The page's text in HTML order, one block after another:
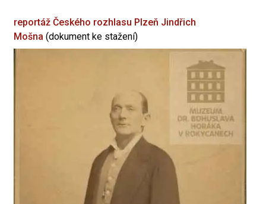
reportáž Českého rozhlasu Plzeň Jindřich
Mošna (dokument ke stažení)